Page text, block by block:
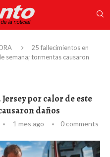
25 fallecimientos en
semana; tormentas causaron
por calor de este
daños
1 mes ago 0 comments